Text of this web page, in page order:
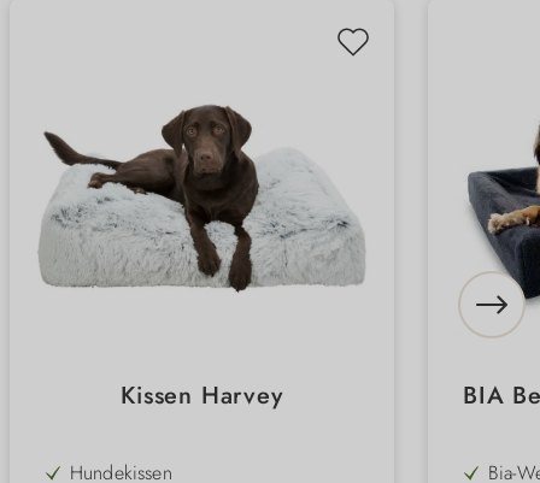
Kissen Harvey
Hundekissen
BIA
Bia-